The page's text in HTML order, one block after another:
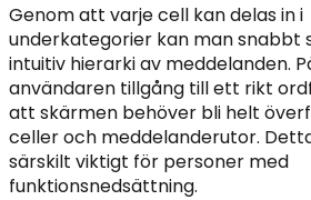
Genom att varje cell kan delas in i
underkategorier kan man snabbt
intuitiv hierarki av meddelanden.
användaren tillgång till ett rikt
att skärmen behöver bli helt
celler och meddelanderutor.
särskilt viktigt för personer med
funktionsnedsättning.